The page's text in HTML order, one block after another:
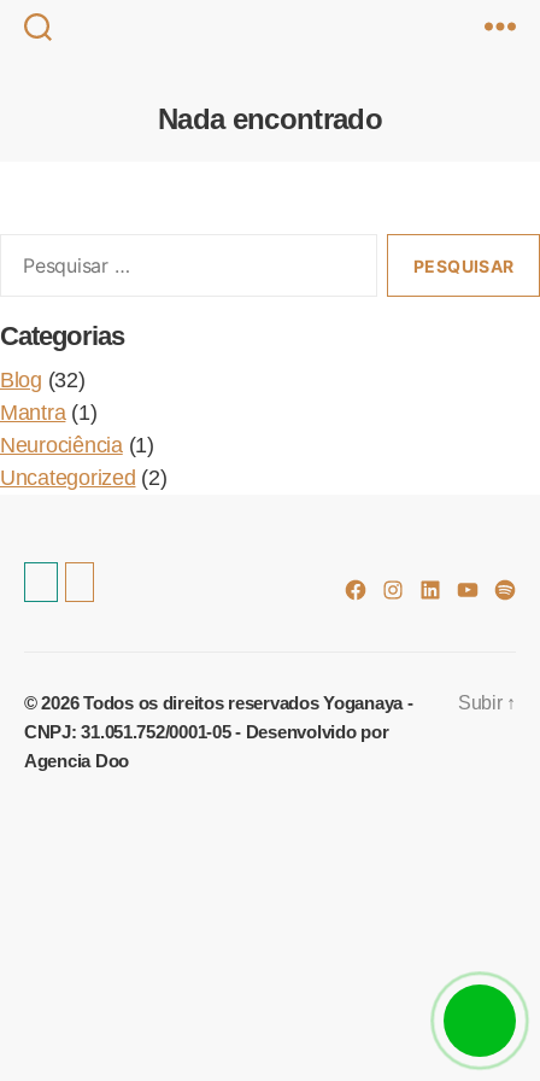
Nada encontrado
Categorias
Blog (32)
Mantra (1)
Neurociência (1)
Uncategorized (2)
Facebook
Instagram
Linkedin
© 2026Todos os direitos reservados Yoganaya -
CNPJ: 31.051.752/0001-05- Desenvolvido por
Agencia Doo
Subir ↑